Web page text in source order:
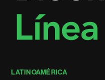
LATINOAMÉRICA